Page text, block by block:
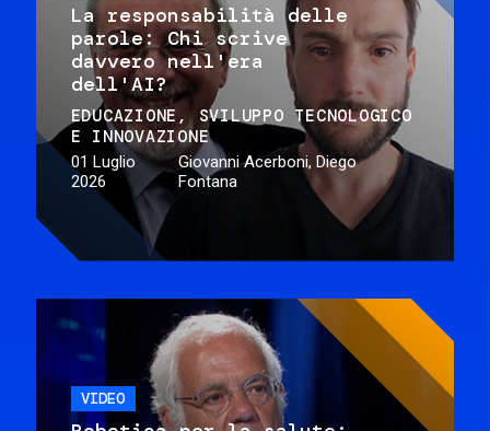
La responsabilità delle
parole: Chi scrive
davvero nell'era
dell'AI?
EDUCAZIONE
SVILUPPO TECNOLOGICO
E INNOVAZIONE
01 Luglio
2026
Giovanni Acerboni, Diego
Fontana
VIDEO